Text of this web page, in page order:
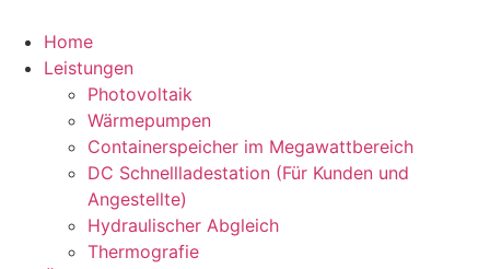
Home
Leistungen
Photovoltaik
Wärmepumpen
Containerspeicher im Megawattbereich
DC Schnellladestation (Für Kunden und
Angestellte)
Hydraulischer Abgleich
Thermografie